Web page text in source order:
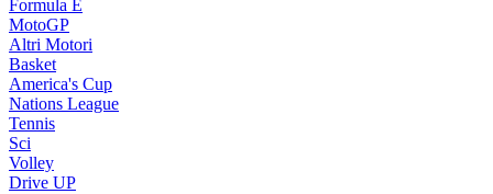
Formula E
MotoGP
Altri Motori
Basket
America's Cup
Nations League
Tennis
Sci
Volley
Drive UP